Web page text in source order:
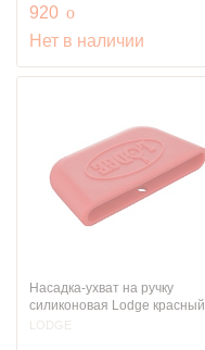
920 руб.
o
Нет в наличии
Насадка-ухват на ручку
силиконовая Lodge красный
LODGE